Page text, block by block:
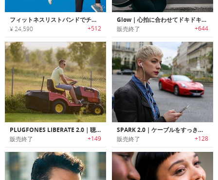
フィットネスリストバンドでチャージ可能なワイヤレスイヤホン「Wearbuds（ウェアバッズ」
¥ 24,590 +512
Glow｜心拍に合わせてドキドキ光るイヤホン グロウ
販売終了 +644
PLUGFONES LIBERATE 2.0｜聴覚保護機能搭載ワイヤレスBluetoothイヤホン「プラグフォン2.0」
販売終了 +149
SPARK 2.0｜ケーブルをすっきり装着/収納するイヤホンアクセサリー「スパーク2.0」
販売終了 +128